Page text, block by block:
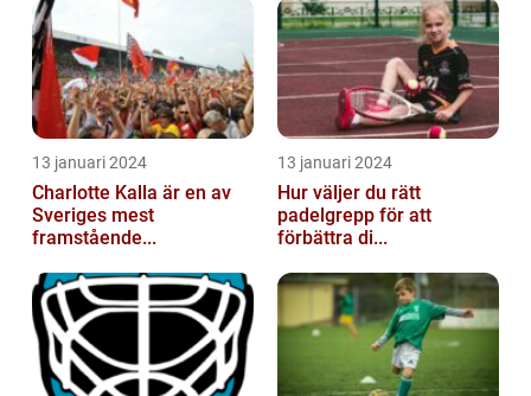
13 januari 2024
Charlotte Kalla är en av
Sveriges mest
framstående...
13 januari 2024
Hur väljer du rätt
padelgrepp för att
förbättra di...